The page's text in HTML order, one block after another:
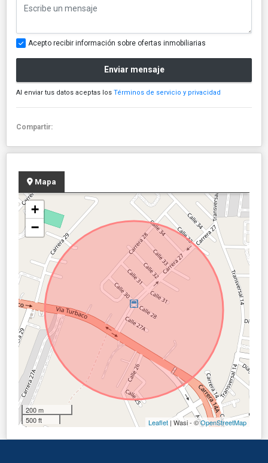
Acepto recibir información sobre ofertas inmobiliarias
Enviar mensaje
Al enviar tus datos aceptas los Términos de servicio y privacidad
Compartir:
Mapa
+
−
200 m
500 ft
Leaflet | Wasi - ©OpenStreetMap